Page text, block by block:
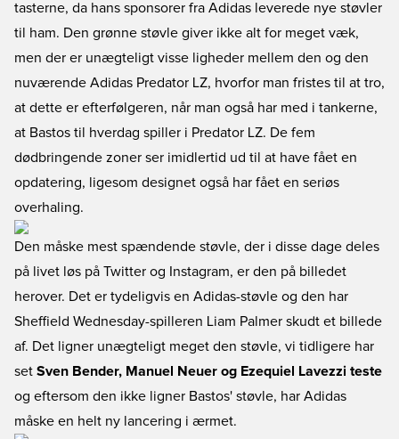
tasterne, da hans sponsorer fra Adidas leverede nye støvler
til ham. Den grønne støvle giver ikke alt for meget væk,
men der er unægteligt visse ligheder mellem den og den
nuværende Adidas Predator LZ, hvorfor man fristes til at tro,
at dette er efterfølgeren, når man også har med i tankerne,
at Bastos til hverdag spiller i Predator LZ. De fem
dødbringende zoner ser imidlertid ud til at have fået en
opdatering, ligesom designet også har fået en seriøs
overhaling.
Den måske mest spændende støvle, der i disse dage deles
på livet løs på Twitter og Instagram, er den på billedet
herover. Det er tydeligvis en Adidas-støvle og den har
Sheffield Wednesday-spilleren Liam Palmer skudt et billede
af. Det ligner unægteligt meget den støvle, vi tidligere har
set Sven Bender, Manuel Neuer og Ezequiel Lavezzi teste
og eftersom den ikke ligner Bastos' støvle, har Adidas
måske en helt ny lancering i ærmet.